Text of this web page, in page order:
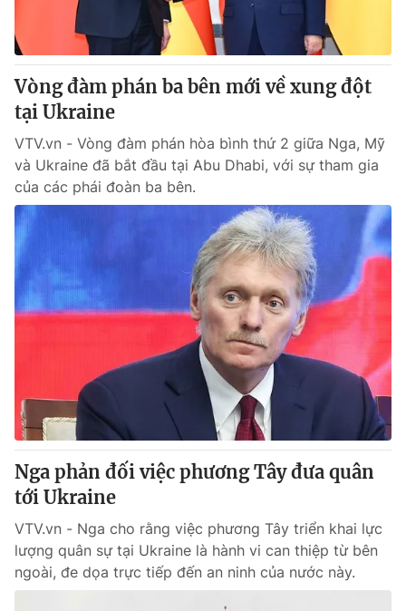
Vòng đàm phán ba bên mới về xung đột
tại Ukraine
VTV.vn - Vòng đàm phán hòa bình thứ 2 giữa Nga, Mỹ
và Ukraine đã bắt đầu tại Abu Dhabi, với sự tham gia
của các phái đoàn ba bên.
Nga phản đối việc phương Tây đưa quân
tới Ukraine
VTV.vn - Nga cho rằng việc phương Tây triển khai lực
lượng quân sự tại Ukraine là hành vi can thiệp từ bên
ngoài, đe dọa trực tiếp đến an ninh của nước này.